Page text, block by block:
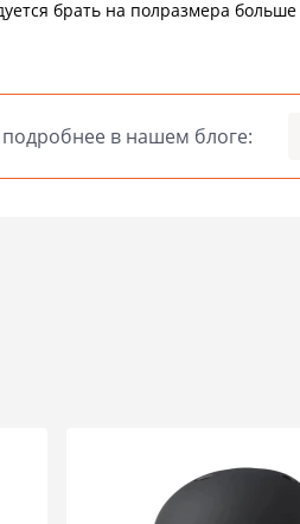
брать на полразмера больше
в нашем блоге: